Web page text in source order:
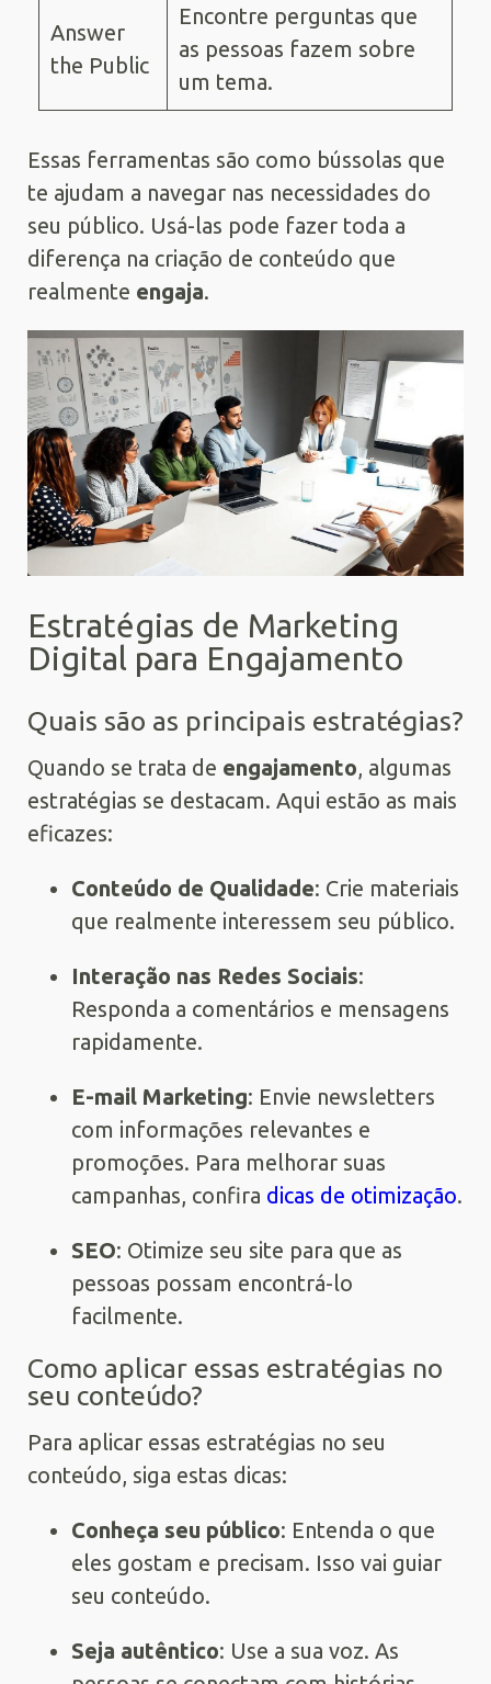
Answer
the Public
Encontre perguntas que
as pessoas fazem sobre
um tema.
Essas ferramentas são como bússolas que
te ajudam a navegar nas necessidades do
seu público. Usá-las pode fazer toda a
diferença na criação de conteúdo que
realmente engaja.
Estratégias de Marketing
Digital para Engajamento
Quais são as principais estratégias?
Quando se trata de engajamento, algumas
estratégias se destacam. Aqui estão as mais
eficazes:
Conteúdo de Qualidade: Crie materiais
que realmente interessem seu público.
Interação nas Redes Sociais:
Responda a comentários e mensagens
rapidamente.
E-mail Marketing: Envie newsletters
com informações relevantes e
promoções. Para melhorar suas
campanhas, confira dicas de otimização.
SEO: Otimize seu site para que as
pessoas possam encontrá-lo
facilmente.
Como aplicar essas estratégias no
seu conteúdo?
Para aplicar essas estratégias no seu
conteúdo, siga estas dicas:
Conheça seu público: Entenda o que
eles gostam e precisam. Isso vai guiar
seu conteúdo.
Seja autêntico: Use a sua voz. As